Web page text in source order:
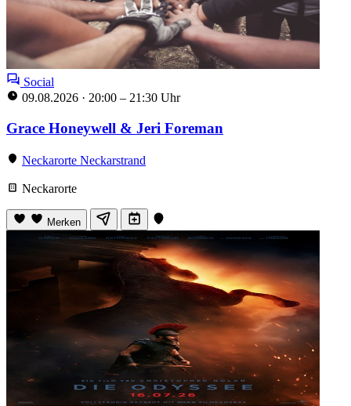
Social
09.08.2026 · 20:00 – 21:30 Uhr
Grace Honeywell & Jeri Foreman
Neckarorte Neckarstrand
Neckarorte
Merken